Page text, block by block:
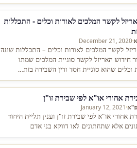
האריזל לקשר המלכים לאורות וכלים - התכללות
·
December 21, 2020
לקשר המלכים לאורות וכלים – התכללות שונה
חידוש האריזל לקשר סוגיית המלכים שמתו
וכלים שהוא סוגיית חסד ודין השבירה בזת…
·
January 12, 2021
אחורי או"א לפי שבירת זו"ן וענין תליית היחוד
אלא שתחתונים לאו דווקא בני אדם